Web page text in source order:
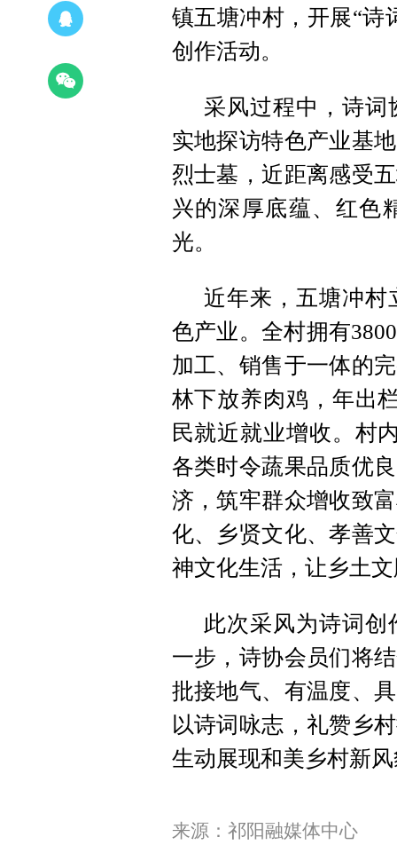
镇五塘冲村，开展“诗
创作活动。
采风过程中，诗
实地探访特色产业基
烈士墓，近距离感受
兴的深厚底蕴、红色
光。
近年来，五塘冲村
色产业。全村拥有
加工、销售于一体的
林下放养肉鸡，年出
民就近就业增收。村
各类时令蔬果品质优
济，筑牢群众增收致
化、乡贤文化、孝善
神文化生活，让乡土
此次采风为诗词
一步，诗协会员们将
批接地气、有温度、
以诗词咏志，礼赞乡
生动展现和美乡村新
来源：祁阳融媒体中心